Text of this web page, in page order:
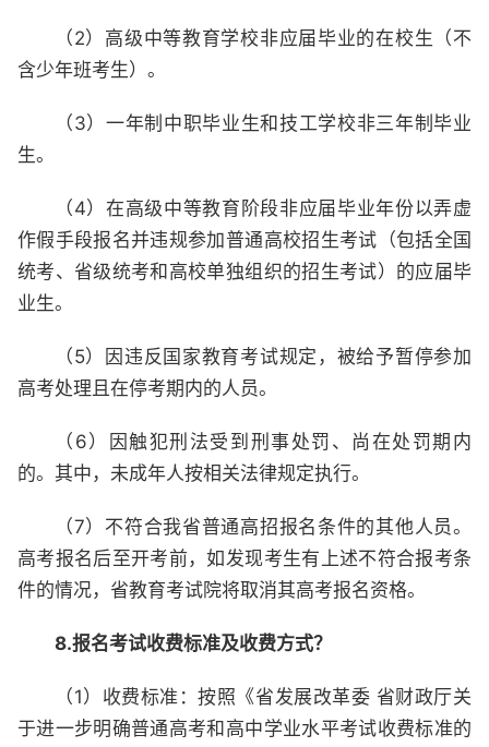
（2）高级中等教育学校非应届毕业的在校生（不
含少年班考生）。
（3）一年制中职毕业生和技工学校非三年制毕业
生。
（4）在高级中等教育阶段非应届毕业年份以弄虚
作假手段报名并违规参加普通高校招生考试（包括全国
统考、省级统考和高校单独组织的招生考试）的应届毕
业生。
（5）因违反国家教育考试规定，被给予暂停参加
高考处理且在停考期内的人员。
（6）因触犯刑法受到刑事处罚、尚在处罚期内
的。其中，未成年人按相关法律规定执行。
（7）不符合我省普通高招报名条件的其他人员。
高考报名后至开考前，如发现考生有上述不符合报考条
件的情况，省教育考试院将取消其高考报名资格。
8.报名考试收费标准及收费方式？
（1）收费标准：按照《省发展改革委 省财政厅关
于进一步明确普通高考和高中学业水平考试收费标准的